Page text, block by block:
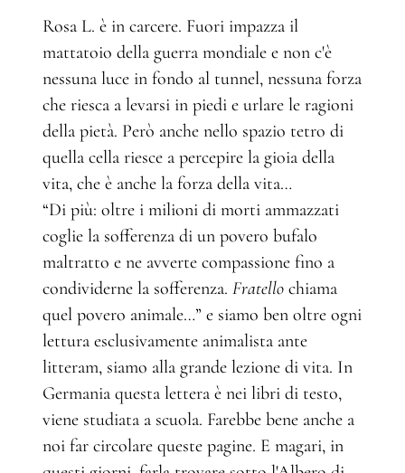
Rosa L. è in carcere. Fuori impazza il
mattatoio della guerra mondiale e non c'è
nessuna luce in fondo al tunnel, nessuna forza
che riesca a levarsi in piedi e urlare le ragioni
della pietà. Però anche nello spazio tetro di
quella cella riesce a percepire la gioia della
vita, che è anche la forza della vita…
“Di più: oltre i milioni di morti ammazzati
coglie la sofferenza di un povero bufalo
maltratto e ne avverte compassione fino a
condividerne la sofferenza. Fratello chiama
quel povero animale…” e siamo ben oltre ogni
lettura esclusivamente animalista ante
litteram, siamo alla grande lezione di vita. In
Germania questa lettera è nei libri di testo,
viene studiata a scuola. Farebbe bene anche a
noi far circolare queste pagine. E magari, in